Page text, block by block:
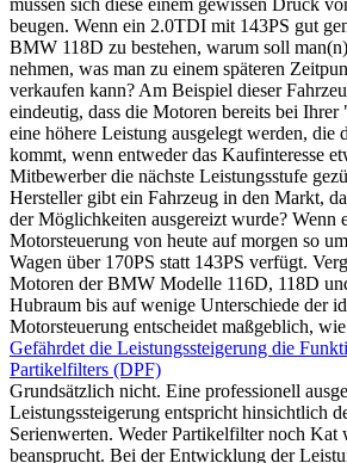
beugen. Wenn ein 2.0TDI mit 143PS gut
BMW 118D zu bestehen, warum soll
nehmen, was man zu einem späteren
verkaufen kann? Am Beispiel dieser
eindeutig, dass die Motoren bereits bei
eine höhere Leistung ausgelegt werden, die
kommt, wenn entweder das Kaufinteresse
Mitbewerber die nächste Leistungsstufe
Hersteller gibt ein Fahrzeug in den Markt,
der Möglichkeiten ausgereizt wurde? Wenn
Motorsteuerung von heute auf morgen so
Wagen über 170PS statt 143PS verfügt.
Motoren der BMW Modelle 116D, 118D
Hubraum bis auf wenige Unterschiede der
Motorsteuerung entscheidet maßgeblich,
Gefährdet die Leistungssteigerung die
Partikelfilters (DPF)
Grundsätzlich nicht. Eine professionell
Leistungssteigerung entspricht hinsichtlich
Serienwerten. Weder Partikelfilter noch Kat
beansprucht. Bei der Entwicklung der